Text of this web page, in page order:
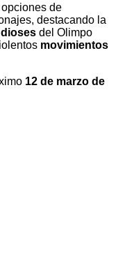
de
destacando la
dioses del Olimpo
movimientos
12 de marzo de